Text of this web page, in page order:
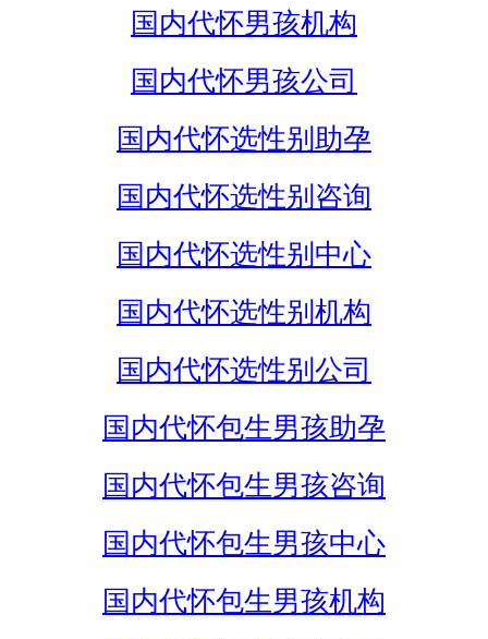
国内代怀男孩机构
国内代怀男孩公司
国内代怀选性别助孕
国内代怀选性别咨询
国内代怀选性别中心
国内代怀选性别机构
国内代怀选性别公司
国内代怀包生男孩助孕
国内代怀包生男孩咨询
国内代怀包生男孩中心
国内代怀包生男孩机构